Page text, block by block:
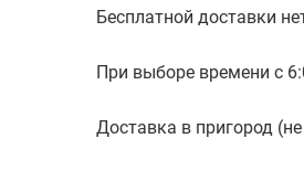
Бесплатной доставки
При выборе времени с
Доставка в пригород